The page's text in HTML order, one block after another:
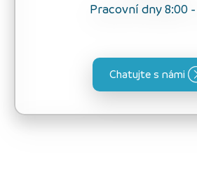
Pracovní dny 8:00 -
Chatujte s námi